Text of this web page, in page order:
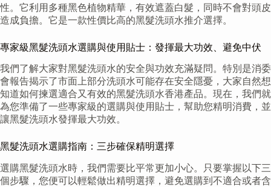
性。它利用多種黑色植物精華，有效遮蓋白髮，同時不會對頭皮
造成負擔。它是一款性價比高的黑髮洗頭水推介選擇。
專家級黑髮洗頭水選購與使用貼士：發揮最大功效、避免中伏
我們了解大家對黑髮洗頭水的安全與功效充滿疑問。特別是消委
會報告揭示了市面上部分洗頭水可能存在安全隱憂，大家自然想
知道如何揀選適合又有效的黑髮洗頭水香港產品。現在，我們就
為您準備了一些專家級的選購與使用貼士，幫助您精明消費，並
讓黑髮洗頭水發揮最大功效。
黑髮洗頭水選購指南：三步確保精明選擇
選購黑髮洗頭水時，我們需要比平常更加小心。只要掌握以下三
個步驟，您便可以輕鬆做出精明選擇，避免選購到不適合或者含